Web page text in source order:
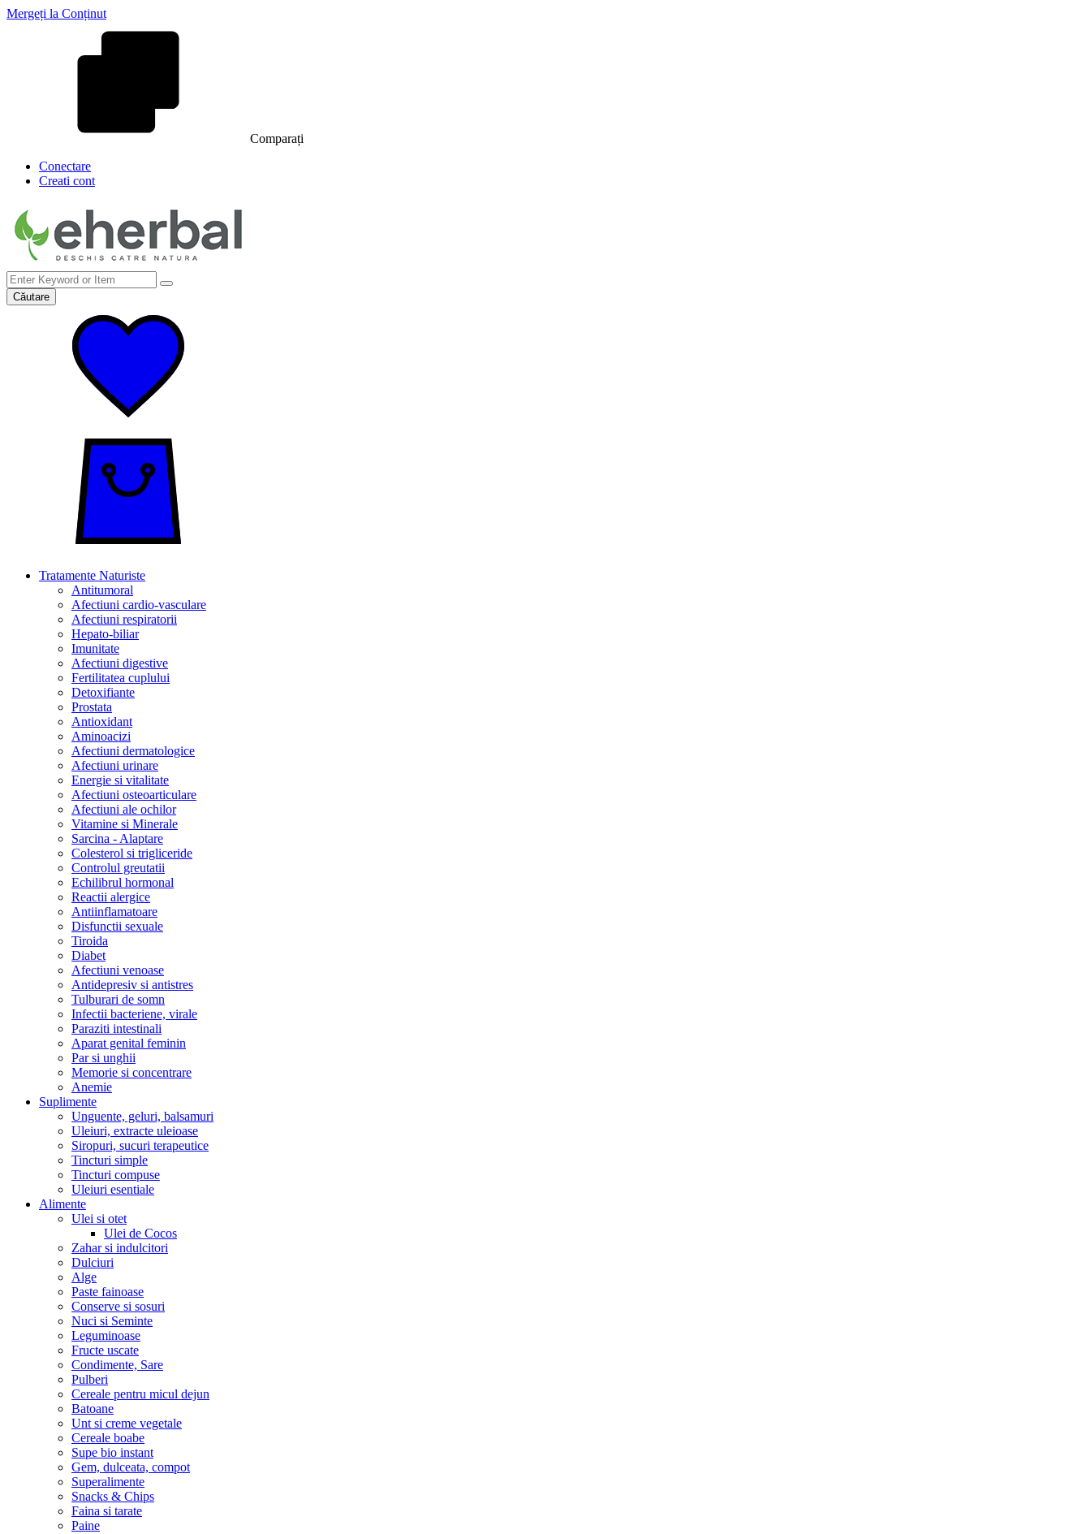
Mergeți la Conținut
Comparați
Conectare
Creati cont
Căutare
Tratamente Naturiste
Antitumoral
Afectiuni cardio-vasculare
Afectiuni respiratorii
Hepato-biliar
Imunitate
Afectiuni digestive
Fertilitatea cuplului
Detoxifiante
Prostata
Antioxidant
Aminoacizi
Afectiuni dermatologice
Afectiuni urinare
Energie si vitalitate
Afectiuni osteoarticulare
Afectiuni ale ochilor
Vitamine si Minerale
Sarcina - Alaptare
Colesterol si trigliceride
Controlul greutatii
Echilibrul hormonal
Reactii alergice
Antiinflamatoare
Disfunctii sexuale
Tiroida
Diabet
Afectiuni venoase
Antidepresiv si antistres
Tulburari de somn
Infectii bacteriene, virale
Paraziti intestinali
Aparat genital feminin
Par si unghii
Memorie si concentrare
Anemie
Suplimente
Unguente, geluri, balsamuri
Uleiuri, extracte uleioase
Siropuri, sucuri terapeutice
Tincturi simple
Tincturi compuse
Uleiuri esentiale
Alimente
Ulei si otet
Ulei de Cocos
Zahar si indulcitori
Dulciuri
Alge
Paste fainoase
Conserve si sosuri
Nuci si Seminte
Leguminoase
Fructe uscate
Condimente, Sare
Pulberi
Cereale pentru micul dejun
Batoane
Unt si creme vegetale
Cereale boabe
Supe bio instant
Gem, dulceata, compot
Superalimente
Snacks & Chips
Faina si tarate
Paine